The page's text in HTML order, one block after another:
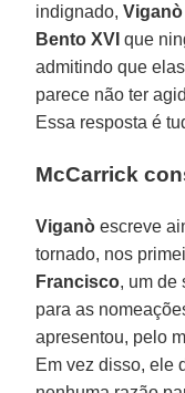
indignado,Viganò
Bento XVI que
admitindo que
parece não ter
Essa resposta é
McCarrick
Viganò escreve
tornado, nos
Francisco, um de
para as
apresentou, pelo
Em vez disso, ele